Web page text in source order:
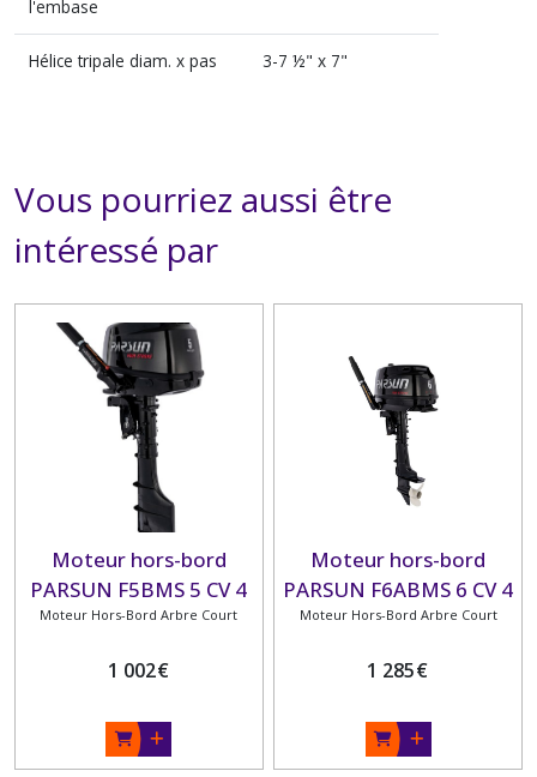
l'embase
Hélice tripale diam. x pas 3-7 ½" x 7"
Vous pourriez aussi être
intéressé par
Moteur hors-bord
PARSUN F5BMS 5 CV 4
TEMPS ARBRE COURT
Moteur Hors-Bord Arbre Court
1 002€
Moteur hors-bord
PARSUN F6ABMS 6 CV 4
TEMPS ARBRE COURT
Moteur Hors-Bord Arbre Court
1 285€